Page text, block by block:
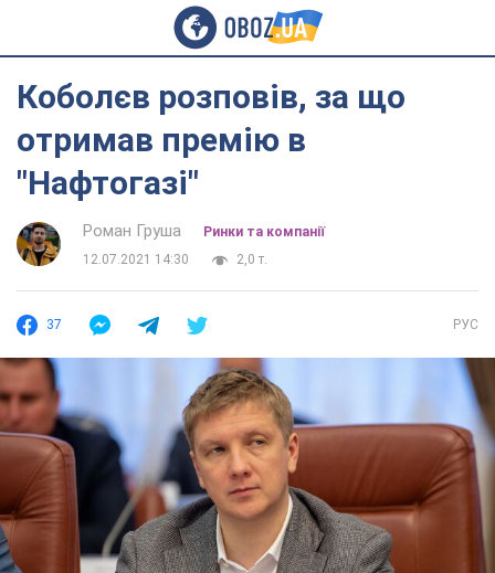
Коболєв розповів, за що
отримав премію в
"Нафтогазі"
Роман Груша
Ринки та компанії
12.07.2021 14:30
2,0 т.
37 РУС